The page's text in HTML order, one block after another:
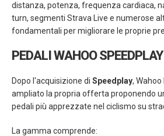
distanza, potenza, frequenza cardiaca,
turn, segmenti Strava Live e numerose
fondamentali per migliorare le proprie
PEDALI WAHOO SPEEDPLAY
Dopo l'acquisizione di Speedplay,
ampliato la propria offerta proponendo
pedali più apprezzate nel ciclismo su
La gamma comprende: